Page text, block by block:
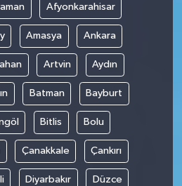
Afyonkarahisar
Amasya Ankara
Artvin Aydın
Batman Bayburt
Bitlis Bolu
Çanakkale Çankırı
Diyarbakır Düzce